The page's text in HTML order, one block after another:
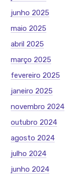
junho 2025
maio 2025
abril 2025
março 2025
fevereiro 2025
janeiro 2025
novembro 2024
outubro 2024
agosto 2024
julho 2024
junho 2024